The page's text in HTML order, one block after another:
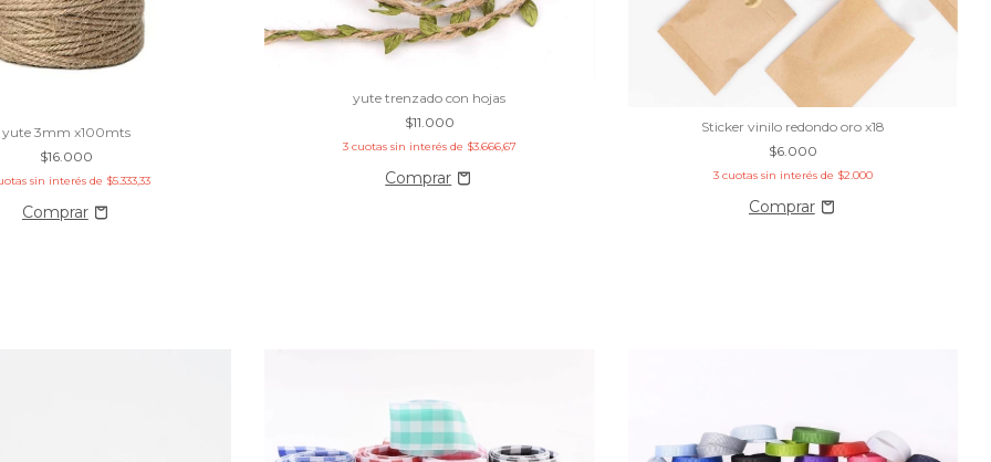
yute 3mm x100mts
$16.000
sin interés de $5.333,33
yute trenzado con hojas
$11.000
3 cuotas sin interés de $3.666,67
Sticker vinilo redondo oro x18
$6.000
3 cuotas sin interés de $2.000